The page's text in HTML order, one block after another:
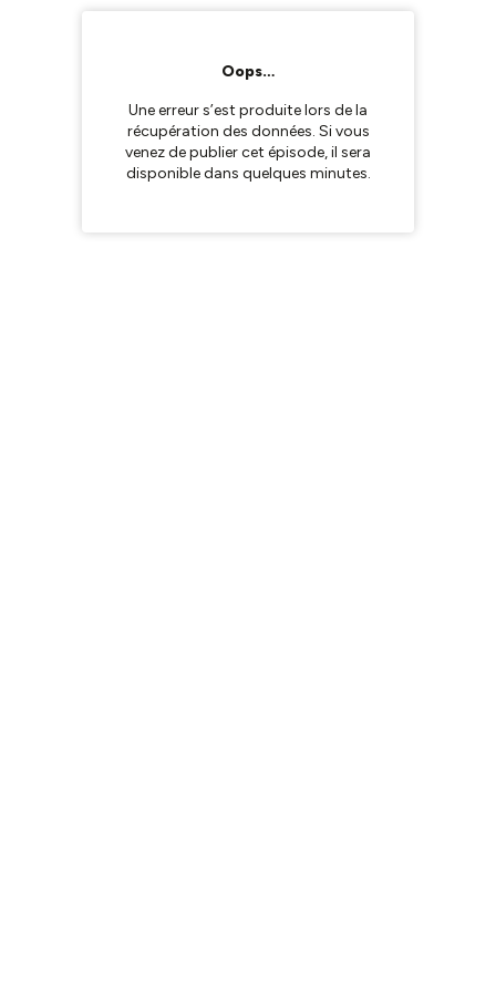
Oops…
Une erreur s’est produite lors de la
récupération des données. Si vous
venez de publier cet épisode, il sera
disponible dans quelques minutes.